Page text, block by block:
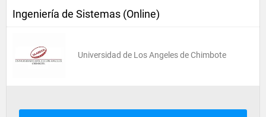
Ingeniería de Sistemas (Online)
Universidad de Los Angeles de Chimbote